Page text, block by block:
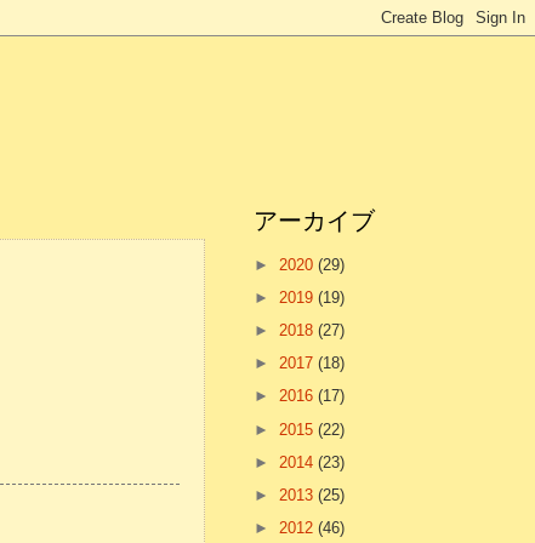
アーカイブ
► 2020 (29)
► 2019 (19)
► 2018 (27)
► 2017 (18)
► 2016 (17)
► 2015 (22)
► 2014 (23)
► 2013 (25)
► 2012 (46)